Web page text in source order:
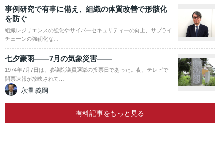
事例研究で有事に備え、組織の体質改善で形骸化
を防ぐ
組織レジリエンスの強化やサイバーセキュリティーの向上、サプライ
チェーンの強靭化な…
七夕豪雨――7月の気象災害――
1974年7月7日は、参議院議員選挙の投票日であった。夜、テレビで
開票速報が放映されて…
永澤 義嗣
有料記事をもっと見る